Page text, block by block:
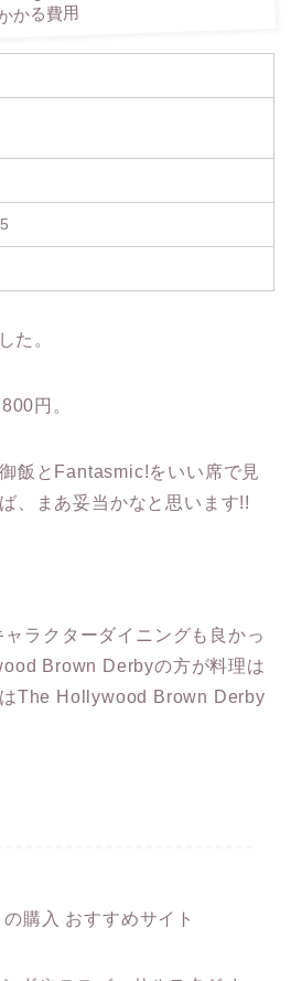
かる費用
た。
円。
飯とFantasmic!をいい席で見
、まあ妥当かなと思います!!
ラクターダイニングも良かっ
Brown Derbyの方が料理は
The Hollywood Brown Derby
購入 おすすめサイト